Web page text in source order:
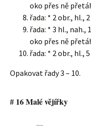
oko přes ně
řada: * 2 obr., hl.,
řada: * 3 hl.,
oko přes ně
řada: * 2 obr., hl.,
Opakovat řady 3 – 10.
# 16 Malé vějířky